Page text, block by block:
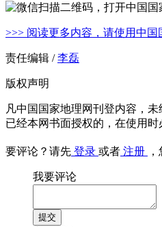
>>> 阅读更多内容，请使用中国
责任编辑 /李磊
版权声明
凡中国国家地理网刊登内容，
已经本网书面授权的，在使用
要评论？请先 登录 或者 注册
我要评论